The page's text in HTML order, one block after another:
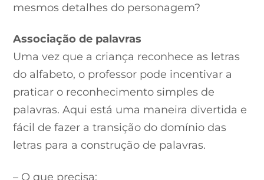
mesmos detalhes do personagem?
Associação de palavras
Uma vez que a criança reconhece as letras
do alfabeto, o professor pode incentivar a
praticar o reconhecimento simples de
palavras. Aqui está uma maneira divertida e
fácil de fazer a transição do domínio das
letras para a construção de palavras.
– O que precisa: